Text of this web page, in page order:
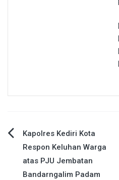
Navigasi
pos
Kapolres Kediri Kota
Respon Keluhan Warga
atas PJU Jembatan
Bandarngalim Padam